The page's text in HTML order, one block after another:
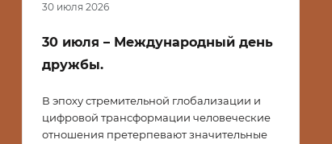
30 июля 2026
30 июля – Международный день
дружбы.
В эпоху стремительной глобализации и
цифровой трансформации человеческие
отношения претерпевают значительные